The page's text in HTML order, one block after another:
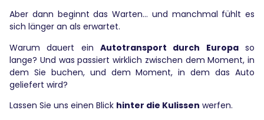
Aber dann beginnt das Warten… und manchmal fühlt es
sich länger an als erwartet.
Warum dauert ein Autotransport durch Europaso
lange? Und was passiert wirklich zwischen dem Moment, in
dem Sie buchen, und dem Moment, in dem das Auto
geliefert wird?
Lassen Sie uns einen Blick hinter die Kulissen werfen.